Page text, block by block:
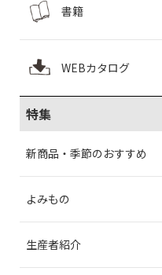
書籍
WEBカタログ
特集
新商品・季節のおすすめ
よみもの
生産者紹介